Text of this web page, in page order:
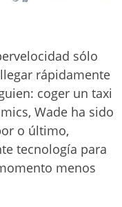
sólo
rápidamente
coger un taxi
Wade ha sido
o último,
tecnología para
menos